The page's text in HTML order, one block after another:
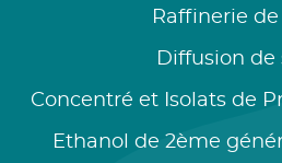
Raffinerie
Diffusion de
Concentré et Isolats de
Ethanol de 2ème